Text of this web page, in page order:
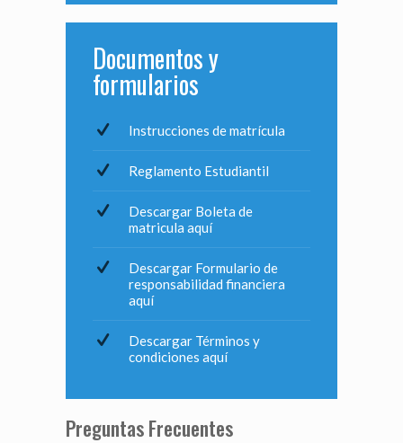
Documentos y
formularios
Instrucciones de matrícula
Reglamento Estudiantil
Descargar Boleta de
matricula aquí
Descargar Formulario de
responsabilidad financiera
aquí
Descargar Términos y
condiciones aquí
Preguntas Frecuentes